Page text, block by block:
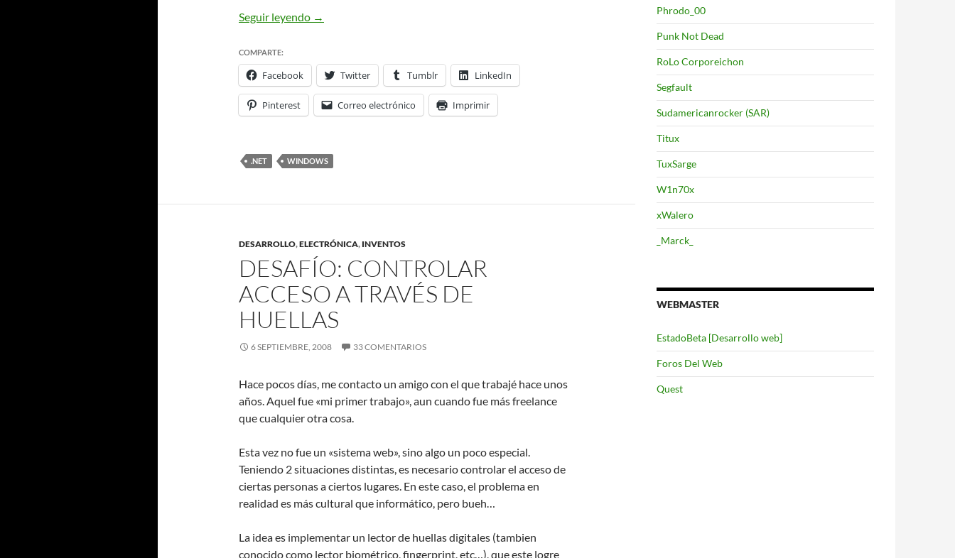
Seguir leyendo Windows: Sistema Espaguetti
→
COMPARTE:
Facebook Twitter Tumblr LinkedIn
Pinterest Correo electrónico Imprimir
.NET WINDOWS
DESARROLLO,ELECTRÓNICA, INVENTOS
DESAFÍO: CONTROLAR
ACCESO A TRAVÉS DE
HUELLAS
6 SEPTIEMBRE, 2008 33 COMENTARIOS
Hace pocos días, me contacto un amigo con el que trabajé hace unos
años. Aquel fue «mi primer trabajo», aun cuando fue más freelance
que cualquier otra cosa.
Esta vez no fue un «sistema web», sino algo un poco especial.
Teniendo 2 situaciones distintas, es necesario controlar el acceso de
ciertas personas a ciertos lugares. En este caso, el problema en
realidad es más cultural que informático, pero bueh…
La idea es implementar un lector de huellas digitales (tambien
conocido como lector biométrico, fingerprint, etc…), que este logre
Phrodo_00
Punk Not Dead
RoLo Corporeichon
Segfault
Sudamericanrocker (SAR)
Titux
TuxSarge
W1n70x
xWalero
_Marck_
WEBMASTER
EstadoBeta [Desarrollo web]
Foros Del Web
Quest